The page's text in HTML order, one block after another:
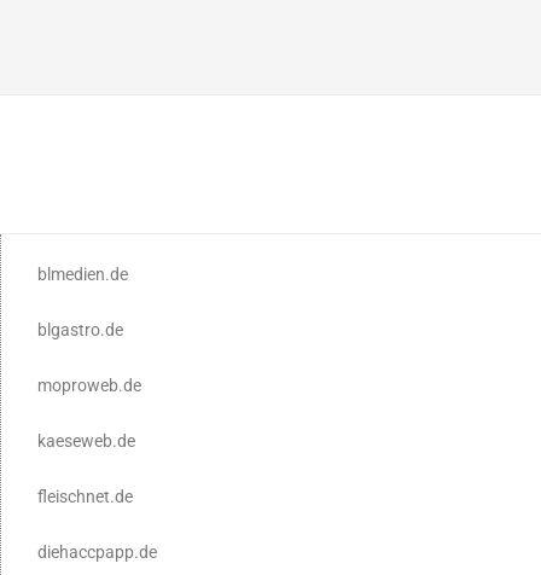
blmedien.de
blgastro.de
moproweb.de
kaeseweb.de
fleischnet.de
diehaccpapp.de